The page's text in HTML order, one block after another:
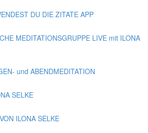
DU DIE ZITATE APP
MEDITATIONSGRUPPE LIVE mit ILONA
und ABENDMEDITATION
SELKE
ILONA SELKE